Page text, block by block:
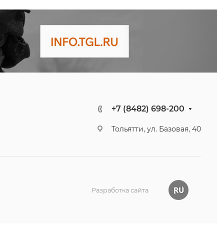
+7 (8482) 698-200
Тольятти, ул. Базовая, 40
Разработка сайта